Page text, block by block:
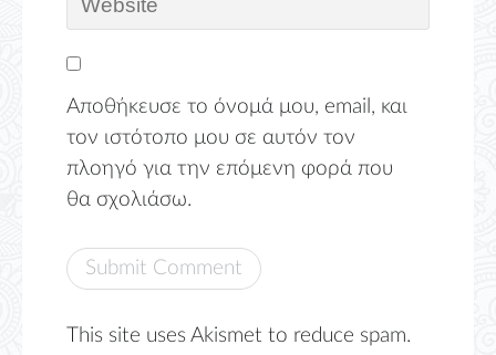
Αποθήκευσε το όνομά μου, email, και
τον ιστότοπο μου σε αυτόν τον
πλοηγό για την επόμενη φορά που
θα σχολιάσω.
This site uses Akismet to reduce spam.